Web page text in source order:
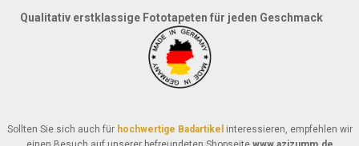
Qualitativ erstklassige Fototapeten für jeden Geschmack
Sollten Sie sich auch für hochwertige Badartikel interessieren, empfehlen wir